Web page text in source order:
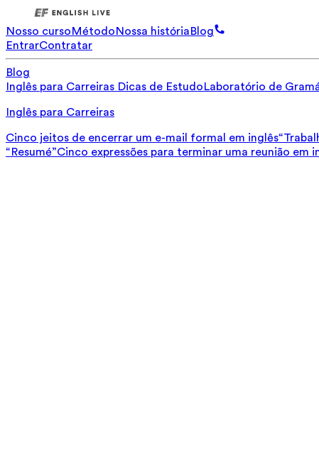
Nosso cursoMétodoNossa históriaBlog
EntrarContratar
Blog
Inglês para Carreiras Dicas de EstudoLaboratório de
Inglês para Carreiras
Cinco jeitos de encerrar um e-mail formal em inglês
“Resumé”Cinco expressões para terminar uma reunião em